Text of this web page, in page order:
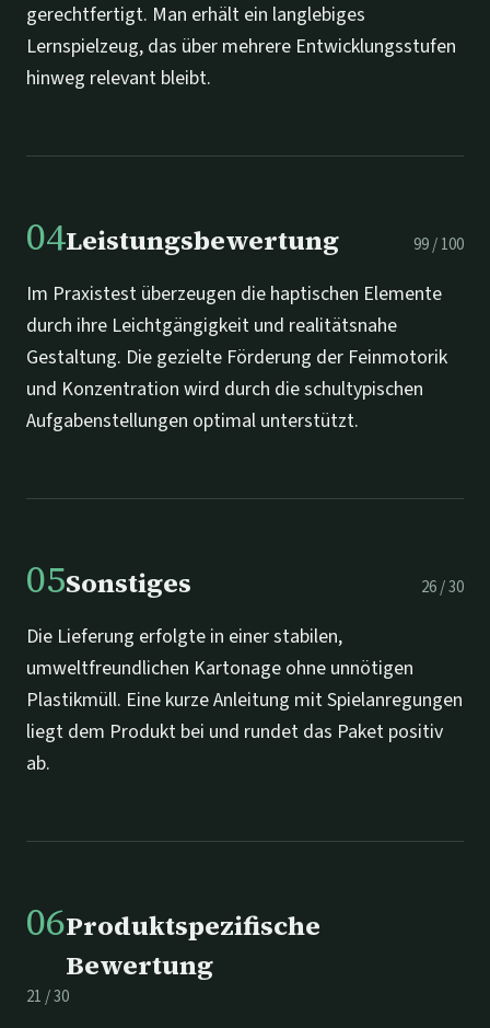
gerechtfertigt. Man erhält ein langlebiges
Lernspielzeug, das über mehrere Entwicklungsstufen
hinweg relevant bleibt.
04Leistungsbewertung 99/100
Im Praxistest überzeugen die haptischen Elemente
durch ihre Leichtgängigkeit und realitätsnahe
Gestaltung. Die gezielte Förderung der Feinmotorik
und Konzentration wird durch die schultypischen
Aufgabenstellungen optimal unterstützt.
05Sonstiges 26/30
Die Lieferung erfolgte in einer stabilen,
umweltfreundlichen Kartonage ohne unnötigen
Plastikmüll. Eine kurze Anleitung mit Spielanregungen
liegt dem Produkt bei und rundet das Paket positiv
ab.
06Produktspezifische
Bewertung
21 /30